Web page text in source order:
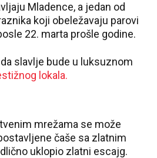
Mladence, a jedan od
koji obeležavaju parovi
22. marta prošle godine.
slavlje bude u luksuznom
lokala.
mrežama se može
čaše sa zlatnim
uklopio zlatni escajg.